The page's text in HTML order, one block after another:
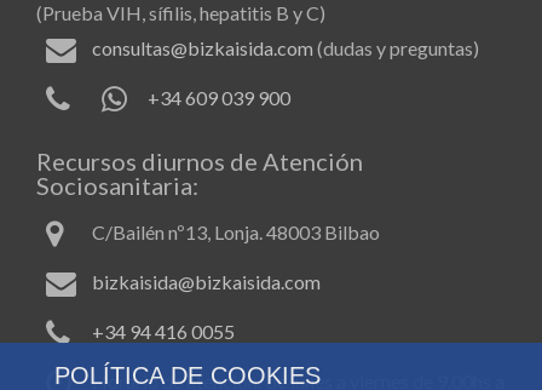
(Prueba VIH, sífilis, hepatitis B y C)
consultas@bizkaisida.com (dudas y preguntas)
+34 609 039 900
Recursos diurnos de Atención
Sociosanitaria:
C/Bailén nº13, Lonja. 48003 Bilbao
bizkaisida@bizkaisida.com
+34 94 416 0055
Horario de atención: de lunes a viernes de 9.00hs a
POLÍTICA DE COOKIES